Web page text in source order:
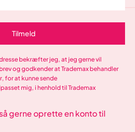
Tilmeld
bekræfter jeg, at jeg gerne vil
og godkender at Trademax behandler
for at kunne sende
mig, i henhold til Trademax
gerne oprette en konto til